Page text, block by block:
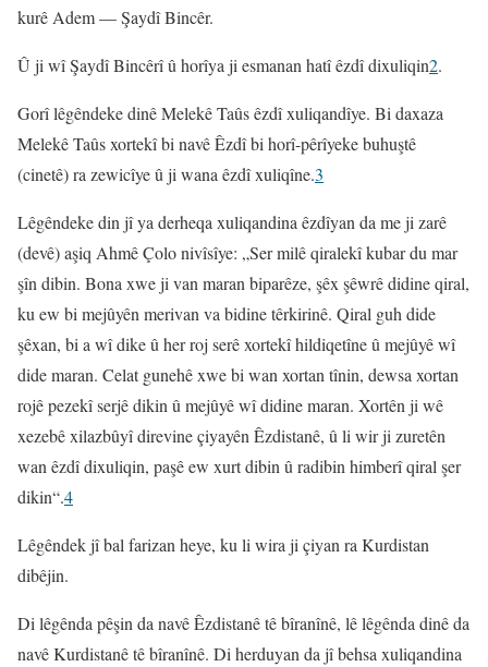
kurê Adem — Şaydî Bincêr.
Û ji wî Şaydî Bincêrî û horîya ji esmanan hatî êzdî dixuliqin2.
Gorî lêgêndeke dinê Melekê Taûs êzdî xuliqandîye. Bi daxaza
Melekê Taûs xortekî bi navê Êzdî bi horî-pêrîyeke buhuştê
(cinetê) ra zewicîye û ji wana êzdî xuliqîne.3
Lêgêndeke din jî ya derheqa xuliqandina êzdîyan da me ji zarê
(devê) aşiq Ahmê Çolo nivîsîye: „Ser milê qiralekî kubar du mar
şîn dibin. Bona xwe ji van maran biparêze, şêx şêwrê didine qiral,
ku ew bi mejûyên merivan va bidine têrkirinê. Qiral guh dide
şêxan, bi a wî dike û her roj serê xortekî hildiqetîne û mejûyê wî
dide maran. Celat gunehê xwe bi wan xortan tînin, dewsa xortan
rojê pezekî serjê dikin û mejûyê wî didine maran. Xortên ji wê
xezebê xilazbûyî direvine çiyayên Êzdistanê, û li wir ji zuretên
wan êzdî dixuliqin, paşê ew xurt dibin û radibin himberî qiral şer
dikin“.4
Lêgêndek jî bal farizan heye, ku li wira ji çiyan ra Kurdistan
dibêjin.
Di lêgênda pêşin da navê Êzdistanê tê bîranînê, lê lêgênda dinê da
navê Kurdistanê tê bîranînê. Di herduyan da jî behsa xuliqandina